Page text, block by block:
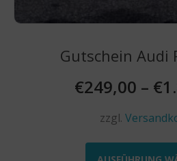
Gutschein Audi
€249,00 – €
zzgl.